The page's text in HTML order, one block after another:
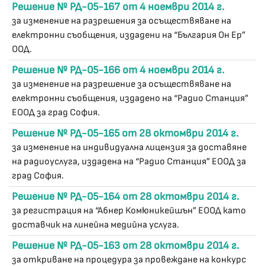
Решение № РД-05-167 от 4 ноември 2014 г.
за изменение на разрешения за осъществяване на
електронни съобщения, издадени на “България Он Ер”
ООД.
Решение № РД-05-166 от 4 ноември 2014 г.
за изменение на разрешение за осъществяване на
електронни съобщения, издадено на “Радио Станция”
ЕООД за град София.
Решение № РД-05-165 от 28 октомври 2014 г.
за изменение на индивидуална лицензия за доставяне
на радиоуслуга, издадена на “Радио Станция” ЕООД за
град София.
Решение № РД-05-164 от 28 октомври 2014 г.
за регистрация на “Абнер Комюникейшън” ЕООД като
доставчик на линейна медийна услуга.
Решение № РД-05-163 от 28 октомври 2014 г.
за откриване на процедура за провеждане на конкурс